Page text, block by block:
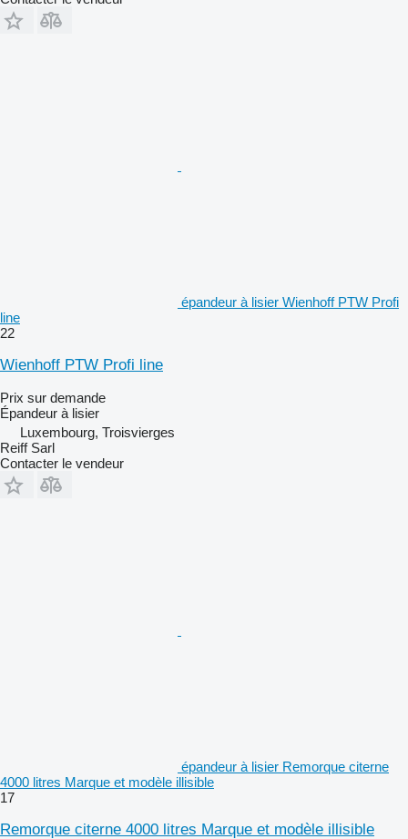
épandeur à lisier Wienhoff PTW Profi
line
22
Wienhoff PTW Profi line
Prix sur demande
Épandeur à lisier
Luxembourg, Troisvierges
Reiff Sarl
Contacter le vendeur
épandeur à lisier Remorque citerne
4000 litres Marque et modèle illisible
17
Remorque citerne 4000 litres Marque et modèle illisible